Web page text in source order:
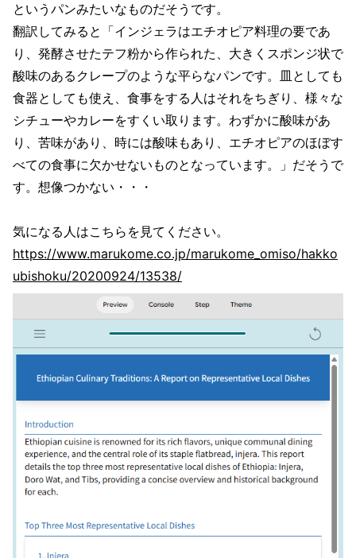
というパンみたいなものだそうです。
翻訳してみると「インジェラはエチオピア料理の要であ
り、発酵させたテフ粉から作られた、大きくスポンジ状で
酸味のあるクレープのような平らなパンです。皿としても
食器としても使え、食事をする人はそれをちぎり、様々な
シチューやカレーをすくい取ります。わずかに酸味があ
り、苦味があり、時には酸味もあり、エチオピアのほぼす
べての食事に欠かせないものとなっています。」だそうで
す。想像つかない・・・
気になる人はこちらを見てください。
https://www.marukome.co.jp/marukome_omiso/hakko
ubishoku/20200924/13538/